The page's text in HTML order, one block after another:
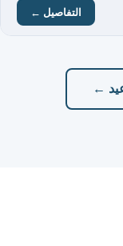
التفاصيل ←
←